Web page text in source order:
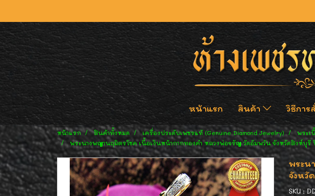
หน้าแรก สินค้า วิธีการ
หน้าแรก สินค้าทั้งหมด เครื่องประดับเพชรแท้ (Genuine Diamond Jewelry)
พระเ
พระนางพญานฤมิตรโชค เนื้อเงินหน้ากากทองคำ หลวงพ่อจรัญ วัดอัมพวัน จังหวัดสิงห์บุรี
พระน
จังหวั
SKU :